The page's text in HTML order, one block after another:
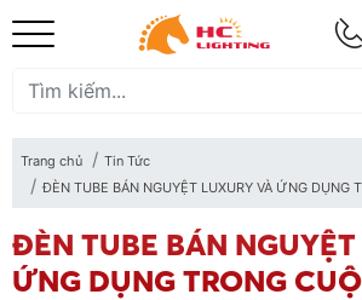
Trang chủ
Tin Tức
ĐÈN TUBE BÁN NGUYỆT LUXURY VÀ ỨNG DỤNG
ĐÈN TUBE BÁN
ỨNG DỤNG TRONG